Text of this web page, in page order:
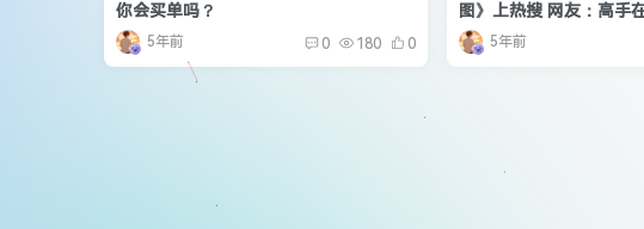
你会买单吗？
5年前 0 180 0
图》上热搜 网友：高手
5年前